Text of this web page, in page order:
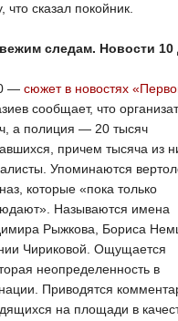
что сказал покойник.
следам. Новости 10
— сюжет в новостях
сообщает, что
а полиция — 20 тысяч
причем тысяча из
Упоминаются
которые «пока только
Называются имена
Рыжкова, Бориса
Чириковой. Ощущается
неопределенность в
Приводятся
на площади в